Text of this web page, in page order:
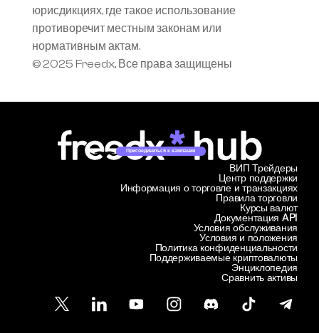
юрисдикциях, где такое использование
противоречит местным законам или
нормативным актам.
© 2025 Freedx, Все права защищены
Присоединиться к кампании
Центр поддержки
Информация о торговле и транзакциях
ВИП Трейдеры
Правила торговли
Курсы валют
Документация API
Условия обслуживания
Условия и положения
Политика конфиденциальности
Поддерживаемые криптовалюты
Энциклопедия
Сравнить активы